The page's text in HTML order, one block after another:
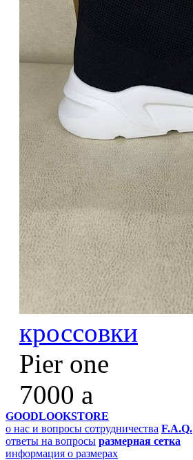
кроссовки
Pier one
7000 a
GOODLOOKSTORE
о нас и вопросы сотрудничества F.A.Q.
ответы на вопросы размерная сетка
информация о размерах